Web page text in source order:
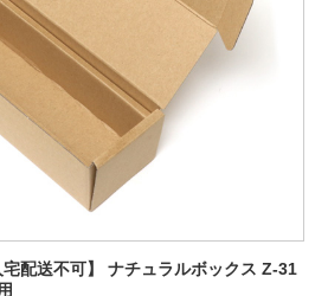
宅配送不可】 ナチュラルボックス Z-31